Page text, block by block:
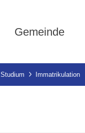
Gemeinde
Studium Immatrikulation